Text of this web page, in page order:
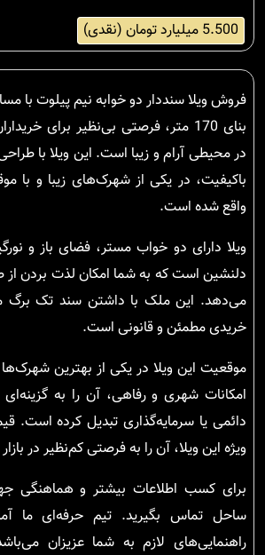
5.500 میلیارد تومان (نقدی)
بنای 170 متر، فرصتی بی‌نظیر برای
در محیطی آرام و زیبا است. این ویلا با
باکیفیت، در یکی از شهرک‌های زیبا و با
واقع شده است.
ویلا دارای دو خواب مستر، فضای باز و
دلنشین است که به شما امکان لذت بردن از
می‌دهد. این ملک با داشتن سند تک برگ
خریدی مطمئن و قانونی است.
موقعیت این ویلا در یکی از بهترین
امکانات شهری و رفاهی، آن را به
دائمی یا سرمایه‌گذاری تبدیل کرده است.
ویژه این ویلا، آن را به فرصتی کم‌نظیر در
برای کسب اطلاعات بیشتر و هماهنگی
ساحل تماس بگیرید. تیم حرفه‌ای ما
راهنمایی‌های لازم به شما عزیزان